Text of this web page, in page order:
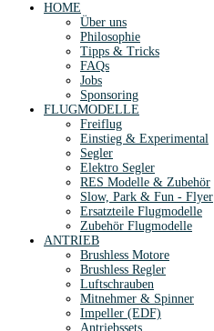
HOME
Über uns
Philosophie
Tipps & Tricks
FAQs
Jobs
Sponsoring
FLUGMODELLE
Freiflug
Einstieg & Experimental
Segler
Elektro Segler
RES Modelle & Zubehör
Slow, Park & Fun - Flyer
Ersatzteile Flugmodelle
Zubehör Flugmodelle
ANTRIEB
Brushless Motore
Brushless Regler
Luftschrauben
Mitnehmer & Spinner
Impeller (EDF)
Antriebssets